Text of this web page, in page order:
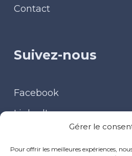
Gérer le
Pour offrir les meilleures expériences,
Contact
Suivez-nous
Facebook
LinkedIn
Contact